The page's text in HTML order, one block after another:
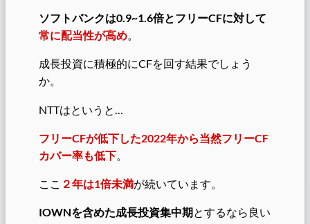
ソフトバンクは0.9~1.6倍とフリーCFに対して
常に配当性が高め。
成長投資に積極的にCFを回す結果でしょう
か。
NTTはというと…
フリーCFが低下した2022年から当然フリーCF
カバー率も低下
ここ ２年は1倍未満が続いています。
IOWNを含めた成長投資集中期とするなら良い